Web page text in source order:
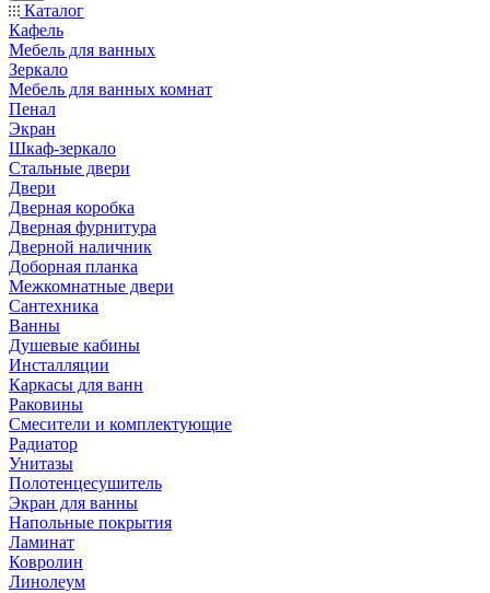
Каталог
Кафель
Мебель для ванных
Зеркало
Мебель для ванных комнат
Пенал
Экран
Шкаф-зеркало
Стальные двери
Двери
Дверная коробка
Дверная фурнитура
Дверной наличник
Доборная планка
Межкомнатные двери
Сантехника
Ванны
Душевые кабины
Инсталляции
Каркасы для ванн
Раковины
Смесители и комплектующие
Радиатор
Унитазы
Полотенцесушитель
Экран для ванны
Напольные покрытия
Ламинат
Ковролин
Линолеум